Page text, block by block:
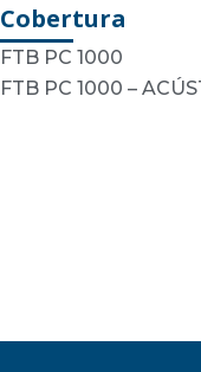
Cobertura
FTB PC 1000
FTB PC 1000 –